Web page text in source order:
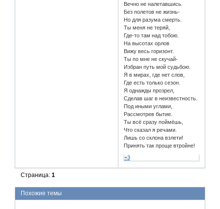
Вечно не налетавшись.
Без полетов не жизнь-
Но для разума смерть.
Ты меня не теряй,
Где-то там над тобою.
На высотах орлов
Вижу весь горизонт.
Ты по мне не скучай-
Избран путь мой судьбою.
Я в мирах, где нет слов,
Где есть только сезон.
Я однажды прозрел,
Сделав шаг в неизвестность.
Под иными углами,
Рассмотрев бытие.
Ты всё сразу поймёшь,
Что сказал я речами.
Лишь со склона взлети!
Принять так проще втройне!
+3
Страница:1
Похожие темы